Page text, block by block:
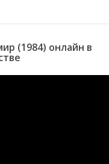
(1984) онлайн в